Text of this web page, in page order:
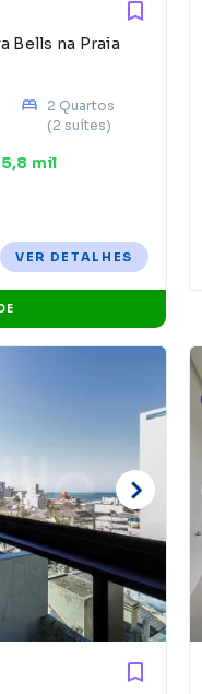
Bells na Praia
2 Quartos
(2 suítes)
mil
VER DETALHES